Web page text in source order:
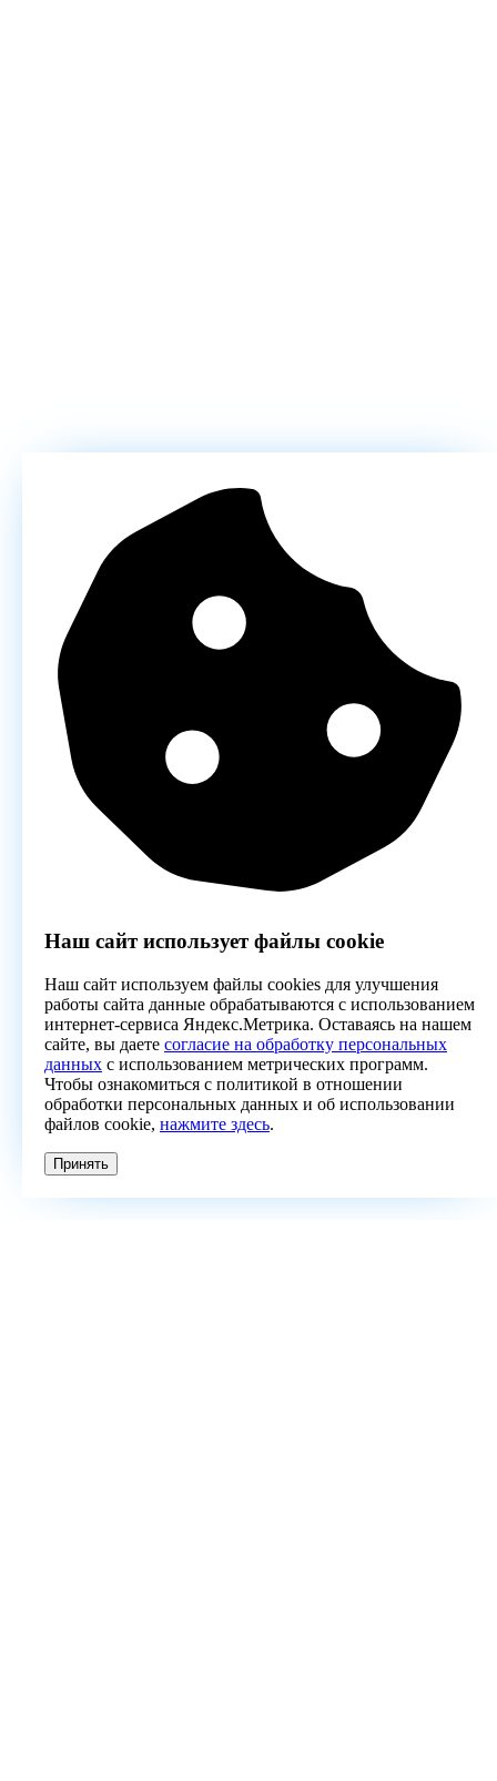
Наш сайт использует файлы cookie
Наш сайт используем файлы cookies для улучшения
работы сайта данные обрабатываются с использованием
интернет-сервиса Яндекс.Метрика. Оставаясь на нашем
сайте, вы даете согласие на обработку персональных
данных с использованием метрических программ.
Чтобы ознакомиться с политикой в отношении
обработки персональных данных и об использовании
файлов cookie, нажмите здесь.
Принять